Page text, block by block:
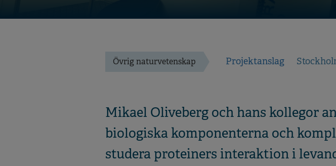
Övrig naturvetenskap Projektanslag
Mikael Oliveberg och hans kollegor
biologiska komponenterna och
studera proteiners interaktion i